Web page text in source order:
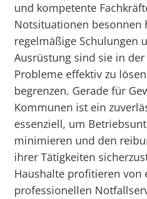
und kompetente
Notsituationen besonnen
regelmäßige Schulungen
Ausrüstung sind sie in der
Probleme effektiv zu
begrenzen. Gerade für
Kommunen ist ein
essenziell, um
minimieren und den
ihrer Tätigkeiten
Haushalte profitieren von
professionellen